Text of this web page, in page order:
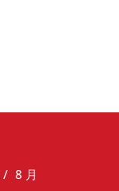
8 月